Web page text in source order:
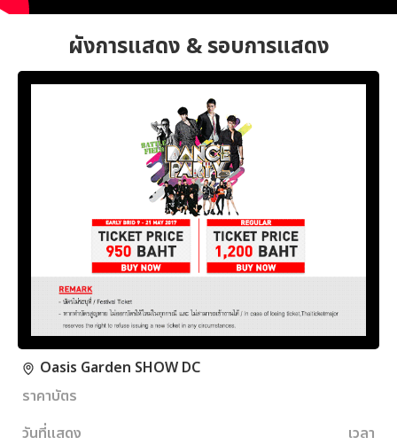
ผังการแสดง & รอบการแสดง
Oasis Garden SHOW DC
ราคาบัตร
วันที่แสดง
เวลา